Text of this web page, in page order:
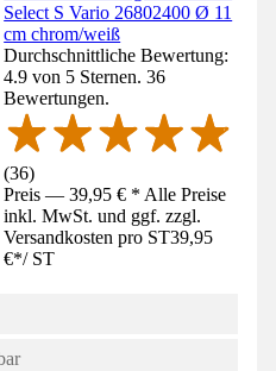
Select S Vario 26802400 Ø 11
cm chrom/weiß
Durchschnittliche Bewertung:
4.9 von 5 Sternen. 36
Bewertungen.
(36)
Preis — 39,95 € * Alle Preise
inkl. MwSt. und ggf. zzgl.
Versandkosten pro ST39,95
€*/ ST